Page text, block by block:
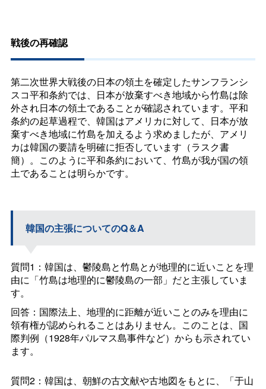
戦後の再確認
第二次世界大戦後の日本の領土を確定したサンフランシ
スコ平和条約では、日本が放棄すべき地域から竹島は除
外され日本の領土であることが確認されています。平和
条約の起草過程で、韓国はアメリカに対して、日本が放
棄すべき地域に竹島を加えるよう求めましたが、アメリ
カは韓国の要請を明確に拒否しています（ラスク書
簡）。このように平和条約において、竹島が我が国の領
土であることは明らかです。
韓国の主張についてのQ＆A
質問1：韓国は、鬱陵島と竹島とが地理的に近いことを理
由に「竹島は地理的に鬱陵島の一部」だと主張していま
す。
回答：国際法上、地理的に距離が近いことのみを理由に
領有権が認められることはありません。このことは、国
際判例（1928年パルマス島事件など）からも示されてい
ます。
質問2：韓国は、朝鮮の古文献や古地図をもとに、「于山